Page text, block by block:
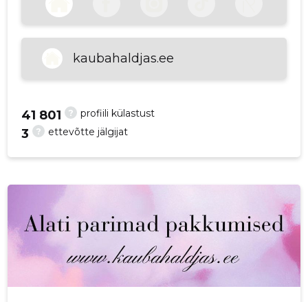
kaubahaldjas.ee
? profiili külastust
41 801
? ettevõtte jälgijat
3